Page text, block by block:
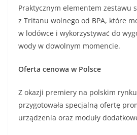
Praktycznym elementem zestawu
z Tritanu wolnego od BPA, które
w lodówce i wykorzystywać do
wody w dowolnym momencie.
Oferta cenowa w Polsce
Z okazji premiery na polskim
przygotowała specjalną ofertę
urządzenia oraz moduły